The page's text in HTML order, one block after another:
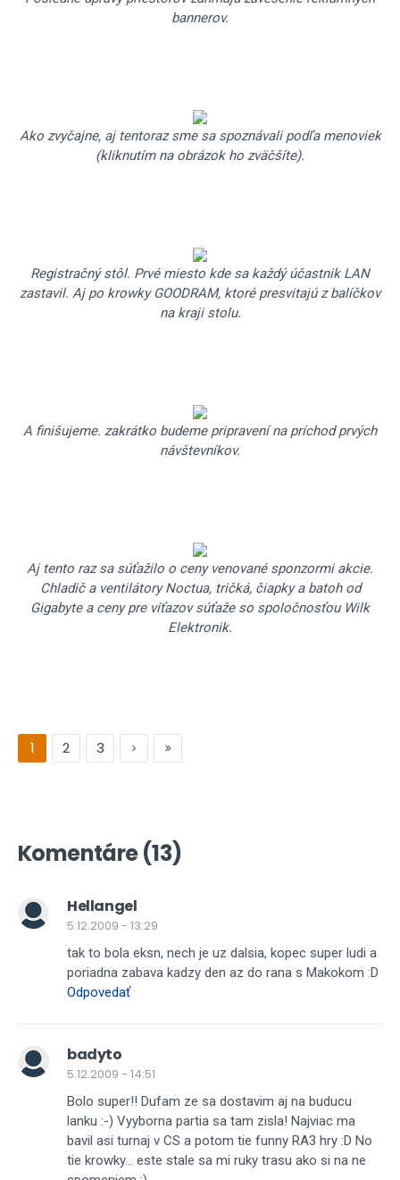
bannerov.
Ako zvyčajne, aj tentoraz sme sa spoznávali podľa menoviek
(kliknutím na obrázok ho zväčšíte).
Registračný stôl. Prvé miesto kde sa každý účastnik LAN
zastavil. Aj po krowky GOODRAM, ktoré presvitajú z balíčkov
na kraji stolu.
A finišujeme. zakrátko budeme pripravení na príchod prvých
návštevníkov.
Aj tento raz sa súťažilo o ceny venované sponzormi akcie.
Chladič a ventilátory Noctua, tričká, čiapky a batoh od
Gigabyte a ceny pre víťazov súťaže so spoločnosťou Wilk
Elektronik.
1 2 3
Komentáre (13)
Hellangel
5.12.2009 - 13:29
tak to bola eksn, nech je uz dalsia, kopec super ludi a
poriadna zabava kadzy den az do rana s Makokom :D
Odpovedať
badyto
5.12.2009 - 14:51
Bolo super!! Dufam ze sa dostavim aj na buducu
lanku :-) Vyyborna partia sa tam zisla! Najviac ma
bavil asi turnaj v CS a potom tie funny RA3 hry :D No
tie krowky... este stale sa mi ruky trasu ako si na ne